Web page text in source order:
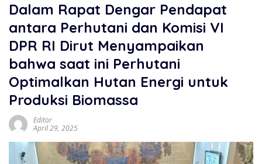
Dalam Rapat Dengar Pendapat
antara Perhutani dan Komisi VI
DPR RI Dirut Menyampaikan
bahwa saat ini Perhutani
Optimalkan Hutan Energi untuk
Produksi Biomassa
Editor
April 29, 2025